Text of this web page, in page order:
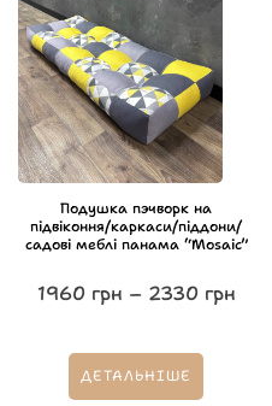
Подушка пэчворк на
підвіконня/каркаси/піддони/
садові меблі панама “Mosaic”
1960 грн – 2330 грн
ДЕТАЛЬНІШЕ